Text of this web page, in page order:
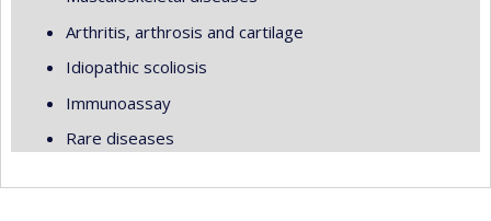
Arthritis, arthrosis and cartilage
Idiopathic scoliosis
Immunoassay
Rare diseases